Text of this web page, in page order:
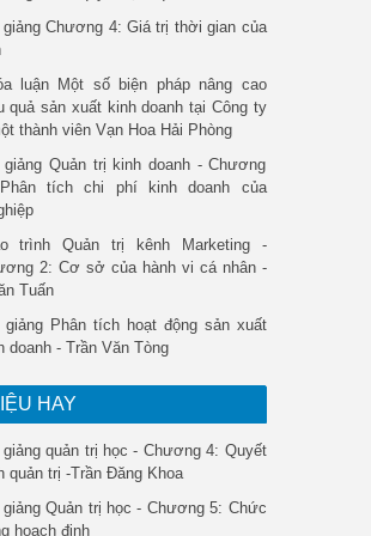
giảng Chương 4: Giá trị thời gian của
luận Một số biện pháp nâng cao
quả sản xuất kinh doanh tại Công ty
thành viên Vạn Hoa Hải Phòng
giảng Quản trị kinh doanh - Chương
tích chi phí kinh doanh của
trình Quản trị kênh Marketing -
2: Cơ sở của hành vi cá nhân -
Tuấn
giảng Phân tích hoạt động sản xuất
doanh - Trần Văn Tòng
HAY
giảng quản trị học - Chương 4: Quyết
quản trị -Trần Đăng Khoa
giảng Quản trị học - Chương 5: Chức
hoạch định